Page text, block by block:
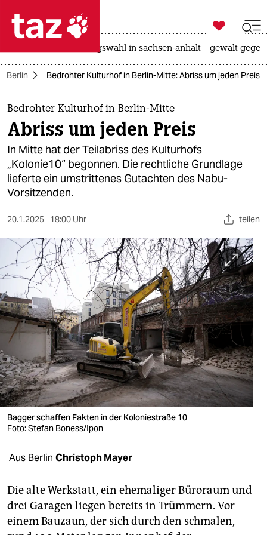
 taz zahl ich
taz zahl ich
themen
politik
öko
gesellschaft
kultur
sport
berlin
nord
wahrheit
verlag
veranstaltungen
shop
unterstützen
abo
genossenschaft

taz zahl ich
landtagswahl in sachsen-anhalt gewalt
Berlin Bedrohter Kulturhof in Berlin-Mitte: Abriss um jeden Preis
Bedrohter Kulturhof in Berlin-Mitte
Abriss um jeden Preis
In Mitte hat der Teilabriss des Kulturhofs
„Kolonie10“ begonnen. Die rechtliche Grundlage
lieferte ein umstrittenes Gutachten des Nabu-
Vorsitzenden.
20.1.2025 18:00 Uhr teilen
Bagger schaffen Fakten in der Koloniestraße 10
Foto: Stefan Boness/Ipon
Aus Berlin Christoph Mayer
Die alte Werkstatt, ein ehemaliger Büroraum und
drei Garagen liegen bereits in Trümmern. Vor
einem Bauzaun, der sich durch den schmalen,